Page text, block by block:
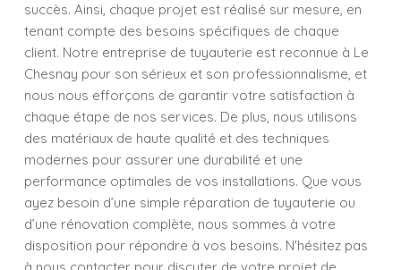
succès. Ainsi, chaque projet est réalisé sur mesure, en
tenant compte des besoins spécifiques de chaque
client. Notre entreprise de tuyauterie est reconnue à Le
Chesnay pour son sérieux et son professionnalisme, et
nous nous efforçons de garantir votre satisfaction à
chaque étape de nos services. De plus, nous utilisons
des matériaux de haute qualité et des techniques
modernes pour assurer une durabilité et une
performance optimales de vos installations. Que vous
ayez besoin d’une simple réparation de tuyauterie ou
d’une rénovation complète, nous sommes à votre
disposition pour répondre à vos besoins. N'hésitez pas